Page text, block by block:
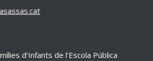
d’Infants de l’Escola Pública